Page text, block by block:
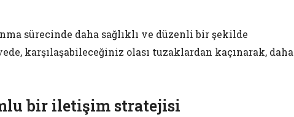
sürecinde daha sağlıklı ve düzenli bir şekilde
karşılaşabileceğiniz olası tuzaklardan kaçınarak, daha
bir iletişim stratejisi